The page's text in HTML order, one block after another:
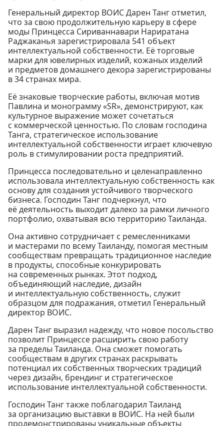
Генеральный директор ВОИС Дарен Танг отметил,
что за свою продолжительную карьеру в сфере
моды Принцесса Сириваннавари Нариратана
Раджаканья зарегистрировала 541 объект
интеллектуальной собственности. Её торговые
марки для ювелирных изделий, кожаных изделий
и предметов домашнего декора зарегистрированы
в 34 странах мира.
Её знаковые творческие работы, включая мотив
Павлина и монограмму «SR», демонстрируют, как
культурное выражение может сочетаться
с коммерческой ценностью. По словам господина
Танга, стратегическое использование
интеллектуальной собственности играет ключевую
роль в стимулировании роста предприятий.
Принцесса последовательно и целенаправленно
использовала интеллектуальную собственность как
основу для создания устойчивого творческого
бизнеса. Господин Танг подчеркнул, что
её деятельность выходит далеко за рамки личного
портфолио, охватывая всю территорию Таиланда.
Она активно сотрудничает с ремесленниками
и мастерами по всему Таиланду, помогая местным
сообществам превращать традиционное наследие
в продукты, способные конкурировать
на современных рынках. Этот подход,
объединяющий наследие, дизайн
и интеллектуальную собственность, служит
образцом для подражания, отметил Генеральный
директор ВОИС.
Дарен Танг выразил надежду, что новое посольство
позволит Принцессе расширить свою работу
за пределы Таиланда. Она сможет помогать
сообществам в других странах раскрывать
потенциал их собственных творческих традиций
через дизайн, брендинг и стратегическое
использование интеллектуальной собственности.
Господин Танг также поблагодарил Таиланд
за организацию выставки в ВОИС. На ней были
продемонстрированы уникальные объекты